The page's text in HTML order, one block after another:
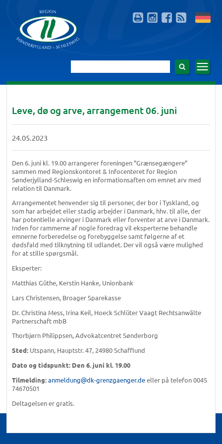
Leve, dø og arve, arrangement 06. juni
24.05.2023
Den 6. juni kl. 19.00 arrangerer foreningen ”Grænsegængere”
sammen med Regionskontoret & Infocenteret for Region
Sønderjylland-Schleswig en informationsaften om emnet arv med
relation til Danmark.
Arrangementet henvender sig til personer, der bor i Tyskland, og
som har arbejdet eller stadig arbejder i Danmark, hhv. til alle, der
har potentielle arvinger i Danmark eller forventer at arve i Danmark.
Inden for rammerne af nogle foredrag vil eksperterne behandle
emnerne forberedelse og forebyggelse samt følgerne af et
dødsfald med tilknytning til udlandet. Der vil også være mulighed
for at stille spørgsmål.
Eksperter:
Matthias Güthe, Kerstin Hanke, Unionbank
Lars Christensen, Broager Sparekasse
Dr. Christina Mess, Irina Keil, Hoeck Schlüter Vaagt Rechtsanwälte
Partnerschaft mbB
Thorbjørn Philippsen, Advokatcentret Sønderborg
Sted:Utspann, Hauptstr. 47, 24980 Schafflund
Dato og tidspunkt: Den 6. juni kl. 19.00
Tilmelding:anmeldung@dk-grenzgaenger.deeller på telefon 0045
74670501
Deltagelsen er gratis.